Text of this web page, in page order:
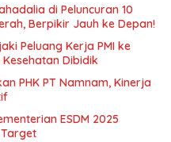
di Peluncuran 10
Berpikir Jauh ke Depan!
Peluang Kerja PMI ke
Dibidik
PHK PT Namnam, Kinerja
ESDM 2025
Target